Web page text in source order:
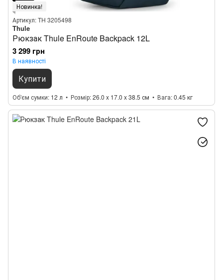
Новинка!
Артикул: TH 3205498
Thule
Рюкзак Thule EnRoute Backpack 12L
3 299 грн
В наявності
Купити
Об'єм сумки 12 л Розмір 26.0 x 17.0 x 38.5 см Вага 0.45 кг